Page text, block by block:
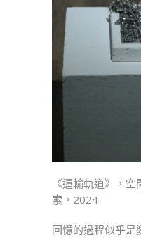
《運輸軌道》，
索，2024
回憶的過程似乎是